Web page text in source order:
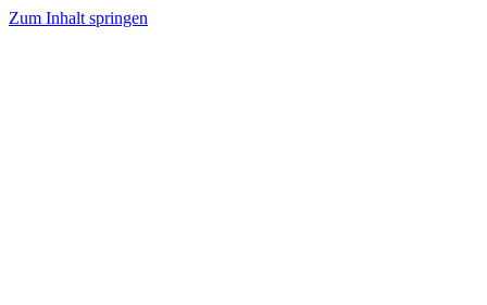
Zum Inhalt springen